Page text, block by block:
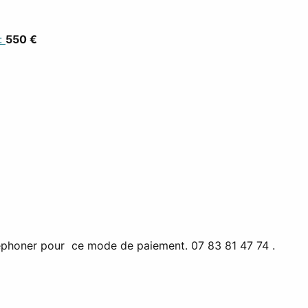
550 €
pour ce mode de paiement. 07 83 81 47 74 .